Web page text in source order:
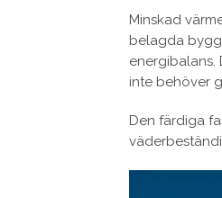
Minskad
belagda
inte behöver
Den färdiga